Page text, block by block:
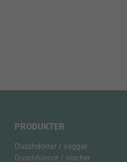
PRODUKTER
Duschdörrar / väggar
Duschhörnor / nischer